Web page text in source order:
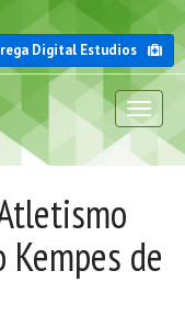
Digital Estudios
de